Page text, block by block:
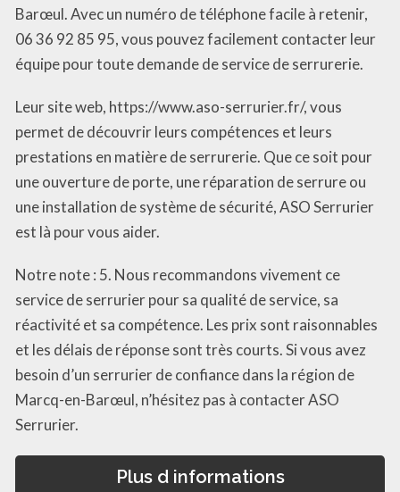
Barœul. Avec un numéro de téléphone facile à retenir,
06 36 92 85 95, vous pouvez facilement contacter leur
équipe pour toute demande de service de serrurerie.
Leur site web, https://www.aso-serrurier.fr/, vous
permet de découvrir leurs compétences et leurs
prestations en matière de serrurerie. Que ce soit pour
une ouverture de porte, une réparation de serrure ou
une installation de système de sécurité, ASO Serrurier
est là pour vous aider.
Notre note : 5. Nous recommandons vivement ce
service de serrurier pour sa qualité de service, sa
réactivité et sa compétence. Les prix sont raisonnables
et les délais de réponse sont très courts. Si vous avez
besoin d’un serrurier de confiance dans la région de
Marcq-en-Barœul, n’hésitez pas à contacter ASO
Serrurier.
Plus d informations